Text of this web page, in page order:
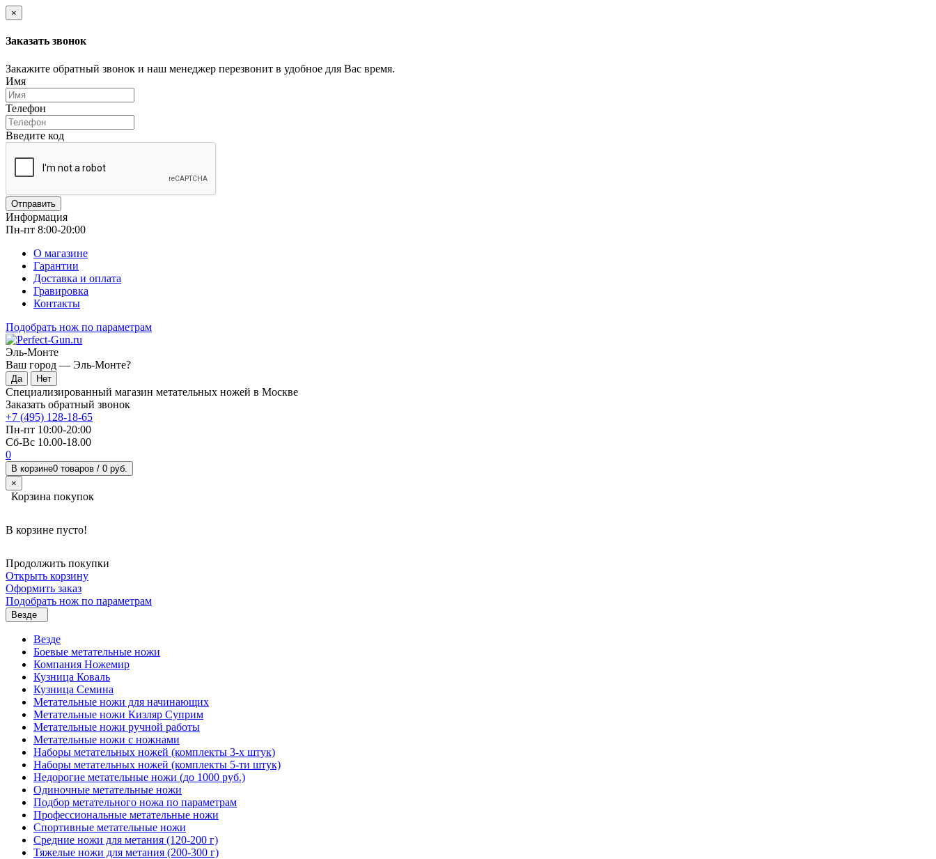
×
Заказать звонок
Закажите обратный звонок и наш менеджер перезвонит в удобное для Вас время.
Имя
Телефон
Введите код
Отправить
Информация
Пн-пт 8:00-20:00
О магазине
Гарантии
Доставка и оплата
Гравировка
Контакты
Подобрать нож по параметрам
Эль-Монте
Ваш город — Эль-Монте?
Специализированный магазин метательных ножей в Москве
Заказать обратный звонок
+7 (495) 128-18-65
Пн-пт 10:00-20:00
Сб-Вс 10.00-18.00
0
В корзине0 товаров / 0 руб.
×
Корзина покупок
В корзине пусто!
Продолжить покупки
Открыть корзину
Оформить заказ
Подобрать нож по параметрам
Везде
Везде
Боевые метательные ножи
Компания Ножемир
Кузница Коваль
Кузница Семина
Метательные ножи для начинающих
Метательные ножи Кизляр Cуприм
Метательные ножи ручной работы
Метательные ножи с ножнами
Наборы метательных ножей (комплекты 3-х штук)
Наборы метательных ножей (комплекты 5-ти штук)
Недорогие метательные ножи (до 1000 руб.)
Одиночные метательные ножи
Подбор метательного ножа по параметрам
Профессиональные метательные ножи
Спортивные метательные ножи
Средние ножи для метания (120-200 г)
Тяжелые ножи для метания (200-300 г)